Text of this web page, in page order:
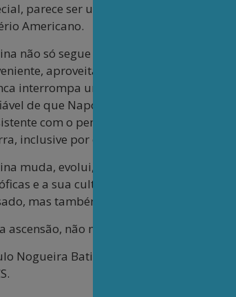
parece ser um marco. Em
Americano.
não só segue estratégias
aproveitando os erros dos
interrompa um adversário quando ele
de que Napoleão realmente disse
com o pensamento militar clássico
inclusive por exemplo na frase que
muda, evolui, se adapta aos desafios
e a sua cultura milenar. Não
mas também não abandona suas
ascensão, não mais pacífica, mas
Nogueira Batista Jr. é economista. Foi